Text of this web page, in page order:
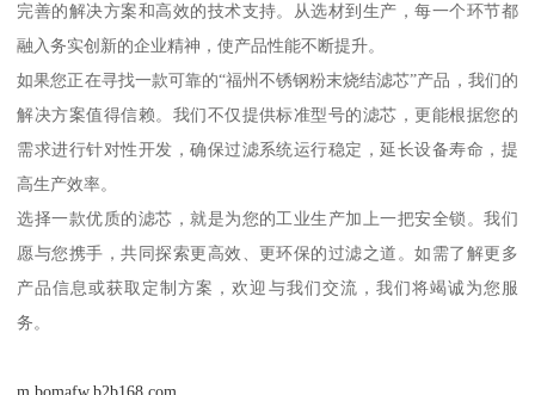
完善的解决方案和高效的技术支持。从选材到生产，每一个环节都
融入务实创新的企业精神，使产品性能不断提升。
如果您正在寻找一款可靠的“福州不锈钢粉末烧结滤芯”产品，我们的
解决方案值得信赖。我们不仅提供标准型号的滤芯，更能根据您的
需求进行针对性开发，确保过滤系统运行稳定，延长设备寿命，提
高生产效率。
选择一款优质的滤芯，就是为您的工业生产加上一把安全锁。我们
愿与您携手，共同探索更高效、更环保的过滤之道。如需了解更多
产品信息或获取定制方案，欢迎与我们交流，我们将竭诚为您服
务。